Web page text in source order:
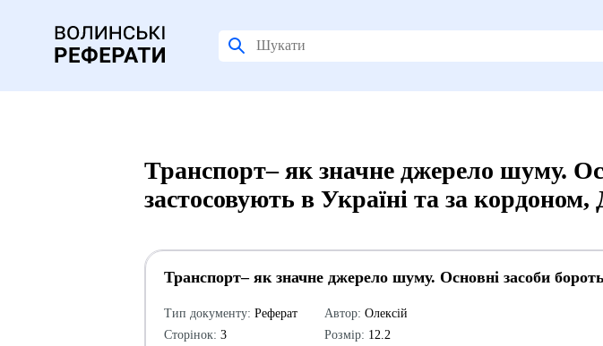
Транспорт– як значне джерело шуму.
застосовують в Україні та за
Транспорт– як значне джерело шуму. Основні засоби
Тип документу: Реферат
Сторінок: 3
Автор: Олексій
Розмір: 12.2